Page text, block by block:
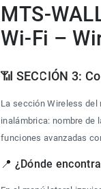
MTS-
Wi-Fi –
📶 SECCIÓN 3:
La sección Wireless del
inalámbrica: nombre de
funciones avanzadas
📍 ¿Dónde